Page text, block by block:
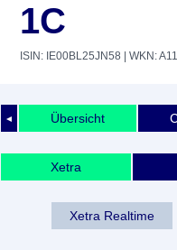
1C
ISIN: IE00BL25JN58 | WKN:
◄ Übersicht
Xetra
Xetra Realtime